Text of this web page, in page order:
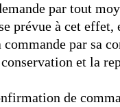
par tout
prévue à cet effet,
par sa
et la
de